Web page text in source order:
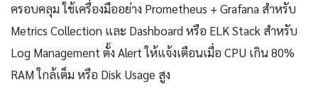
ครอบคลุม ใช้เครื่องมืออย่าง Prometheus + Grafana สำหรับ
Metrics Collection และ Dashboard หรือ ELK Stack สำหรับ
Log Management ตั้ง Alert ให้แจ้งเตือนเมื่อ CPU เกิน 80%
RAM ใกล้เต็ม หรือ Disk Usage สูง